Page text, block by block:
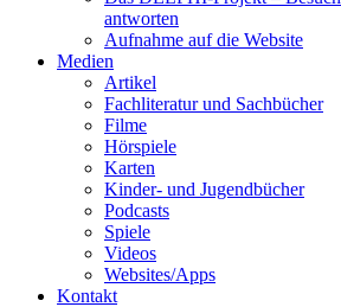
antworten
Aufnahme auf die Website
Medien
Artikel
Fachliteratur und Sachbücher
Filme
Hörspiele
Karten
Kinder- und Jugendbücher
Podcasts
Spiele
Videos
Websites/Apps
Kontakt